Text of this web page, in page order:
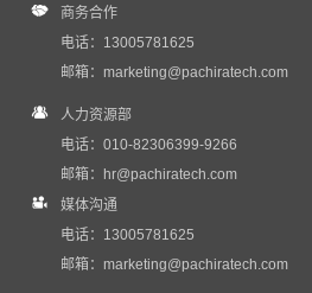
商务合作
电话：13005781625
邮箱：marketing@pachiratech.com
人力资源部
电话：010-82306399-9266
邮箱： hr@pachiratech.com
媒体沟通
电话：13005781625
邮箱：marketing@pachiratech.com